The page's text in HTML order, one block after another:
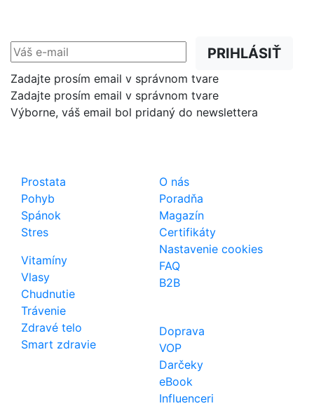
PRIHLÁSIŤ
Zadajte prosím email v správnom tvare
Zadajte prosím email v správnom tvare
Výborne, váš email bol pridaný do newslettera
Prostata
Pohyb
Spánok
Stres
Vitamíny
Vlasy
Chudnutie
Trávenie
Zdravé telo
Smart zdravie
O nás
Poradňa
Magazín
Certifikáty
Nastavenie cookies
FAQ
B2B
Doprava
VOP
Darčeky
eBook
Influenceri